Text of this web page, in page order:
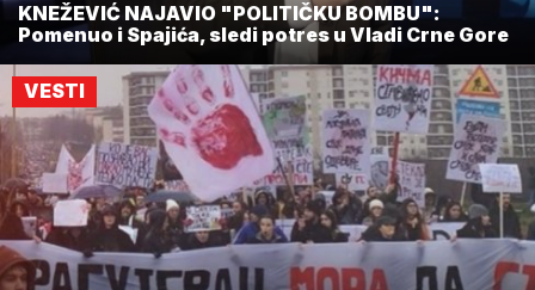
KNEŽEVIĆ NAJAVIO "POLITIČKU BOMBU":
Pomenuo i Spajića, sledi potres u Vladi Crne Gore
VESTI